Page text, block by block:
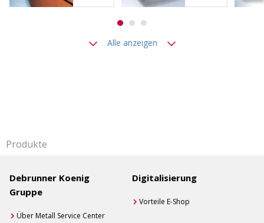
Alle anzeigen
Produkte
Debrunner Koenig
Gruppe
Über Metall Service Center
Digitalisierung
Vorteile E-Shop